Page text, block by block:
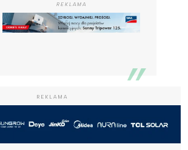
REKLAMA
REKLAMA